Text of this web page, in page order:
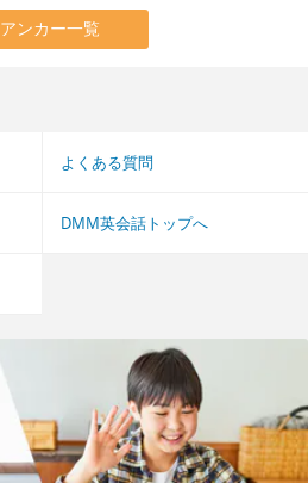
アンカー一覧
よくある質問
DMM英会話トップへ